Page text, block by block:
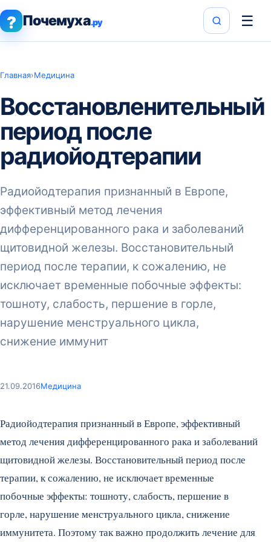
? Почемуха.ру ☰
Главная›Медицина
Восстановленительный
период после
радиойодтерапии
Радиойодтерапия признанный в Европе,
эффективный метод лечения
дифференцированного рака и заболеваний
щитовидной железы. Восстановительный
период после терапии, к сожалению, не
исключает временные побочные эффекты:
тошноту, слабость, першение в горле,
нарушение менструального цикла,
снижение иммунит
21.09.2016Медицина
Радиойодтерапия признанный в Европе, эффективный
метод лечения дифференцированного рака и заболеваний
щитовидной железы. Восстановительный период после
терапии, к сожалению, не исключает временные
побочные эффекты: тошноту, слабость, першение в
горле, нарушение менструального цикла, снижение
иммунитета. Поэтому так важно продолжить лечение для